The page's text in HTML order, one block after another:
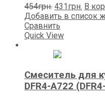
454грн.
цена
составляла
454грн..
431грн.
цена:
В
Добавить в список
Сравнить
Quick View
Смеситель для
DFR4-А722